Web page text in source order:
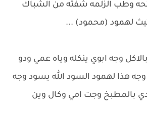
وطب الزلمه شفته من الشباك
لهمود (محمود) ...
وجه ابوي ينكله وياه عمي ودو
وجه هذا لهمود السود الله يسود وجه
بالمطبخ وجت امي وكال وين